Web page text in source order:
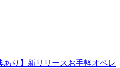
あり】新リリースお手軽オペレ